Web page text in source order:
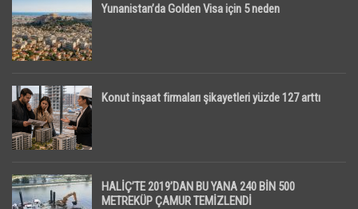
Yunanistan’da Golden Visa için 5 neden
Konut inşaat firmaları şikayetleri yüzde 127 arttı
HALİÇ’TE 2019’DAN BU YANA 240 BİN 500
METREKÜP ÇAMUR TEMİZLENDİ